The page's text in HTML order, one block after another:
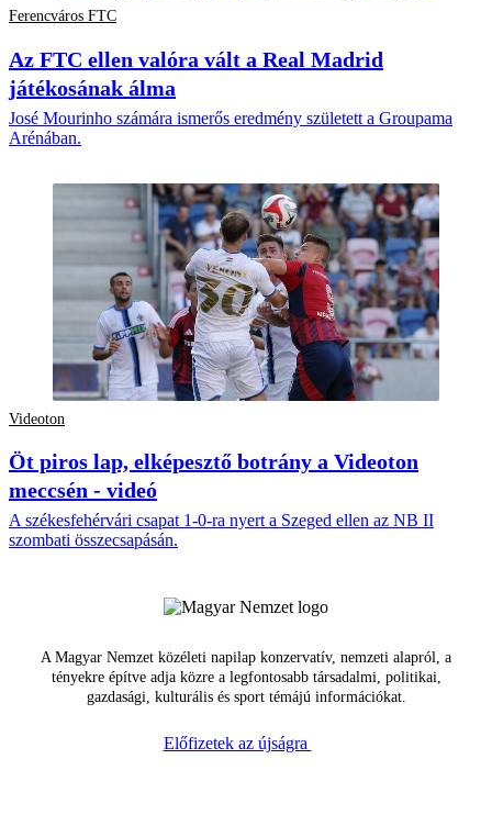
Ferencváros FTC
Az FTC ellen valóra vált a Real Madrid
játékosának álma
José Mourinho számára ismerős eredmény született a Groupama
Arénában.
Videoton
Öt piros lap, elképesztő botrány a Videoton
meccsén - videó
A székesfehérvári csapat 1-0-ra nyert a Szeged ellen az NB II
szombati összecsapásán.
A Magyar Nemzet közéleti napilap konzervatív, nemzeti alapról, a
tényekre építve adja közre a legfontosabb társadalmi, politikai,
gazdasági, kulturális és sport témájú információkat.
Előfizetek az újságra